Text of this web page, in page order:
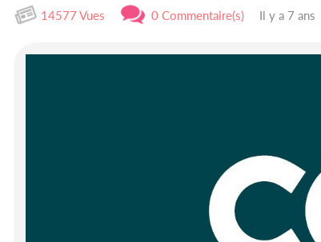
14577 Vues 0 Commentaire(s) Il y a 7 ans